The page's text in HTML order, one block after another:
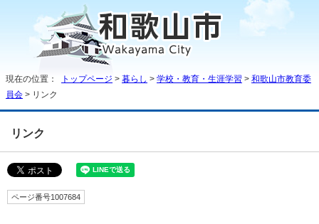
現在の位置： トップページ > 暮らし > 学校・教育・生涯学習 > 和歌山市教育委
員会 > リンク
リンク
ページ番号1007684